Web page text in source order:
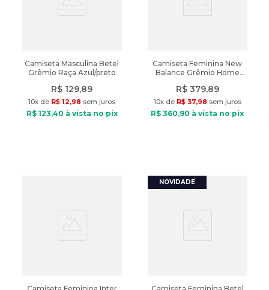
Camiseta Masculina Betel
Grêmio Raça Azul/preto
R$ 129,89
10x de R$ 12,98 sem juros
R$ 123,40 à vista no pix
Camiseta Feminina New
Balance Grêmio Home
R$ 379,89
10x de R$ 37,98 sem juros
R$ 360,90 à vista no pix